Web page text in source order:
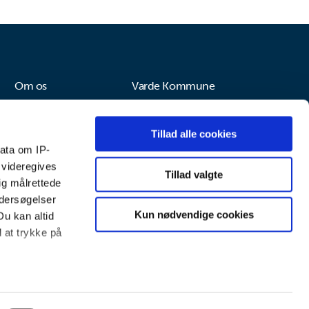
om IP-
målrettede
kan altid
at trykke på
Tillad alle cookies
Tillad valgte
Kun nødvendige cookies
Om os Varde Kommune